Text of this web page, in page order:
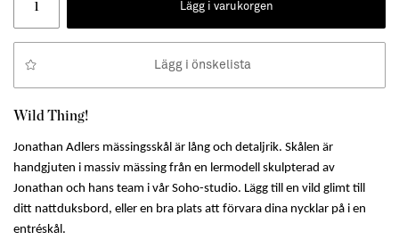
Lägg i varukorgen
Lägg i önskelista
Wild Thing!
Jonathan Adlers mässingsskål är lång och detaljrik. Skålen är
handgjuten i massiv mässing från en lermodell skulpterad av
Jonathan och hans team i vår Soho-studio. Lägg till en vild glimt till
ditt nattduksbord, eller en bra plats att förvara dina nycklar på i en
entréskål.